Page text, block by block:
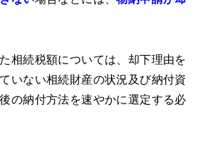
相続税額については、却下理由を
いない相続財産の状況及び納付資
の納付方法を速やかに選定する必